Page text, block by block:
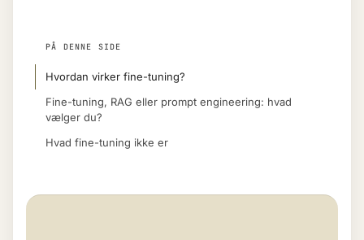
PÅ DENNE SIDE
Hvordan virker fine-tuning?
Fine-tuning, RAG eller prompt engineering: hvad
vælger du?
Hvad fine-tuning ikke er